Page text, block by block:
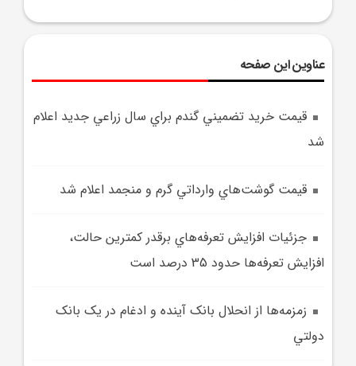
عناوین این صفحه
قيمت خريد تضميني گندم براي سال زراعي جديد اعلام
شد
قيمت گوشت‌‌هاي وارداتي گرم و منجمد اعلام شد
جزئيات افزايش تعرفه‌هاي برقدر کمترين حالت،
افزايش تعرفه‌ها حدود 35 درصد است
زمزمه‌ها از انحلال بانک آينده و ادغام در يک بانک
دولتي